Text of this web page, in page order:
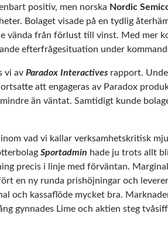
positiv, men norska Nordic
Bolaget visade på en tydlig
vända från förlust till vinst. Med mer
efterfrågesituation under
vi av Paradox Interactives rapport.
att engageras av Paradox
än väntat. Samtidigt kunde
vad vi kallar verksamhetskritisk
Sportadmin hade ju trots allt
precis i linje med förväntan.
en ny runda prishöjningar och
och kassaflöde mycket bra.
gynnades Lime och aktien steg